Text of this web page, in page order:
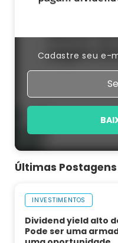
Cadastre seu e-
Últimas Postagens
INVESTIMENTOS
Dividend yield alto
Pode ser uma